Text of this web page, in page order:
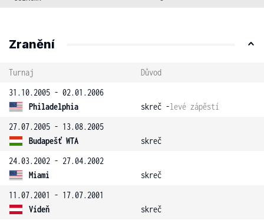
Zranění
Turnaj
Důvod
31.10.2005 - 02.01.2006
Philadelphia
skreč -levé zápěstí
27.07.2005 - 13.08.2005
Budapešť WTA
skreč
24.03.2002 - 27.04.2002
Miami
skreč
11.07.2001 - 17.07.2001
Vídeň
skreč